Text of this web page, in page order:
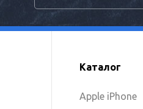
Каталог
Apple iPhone